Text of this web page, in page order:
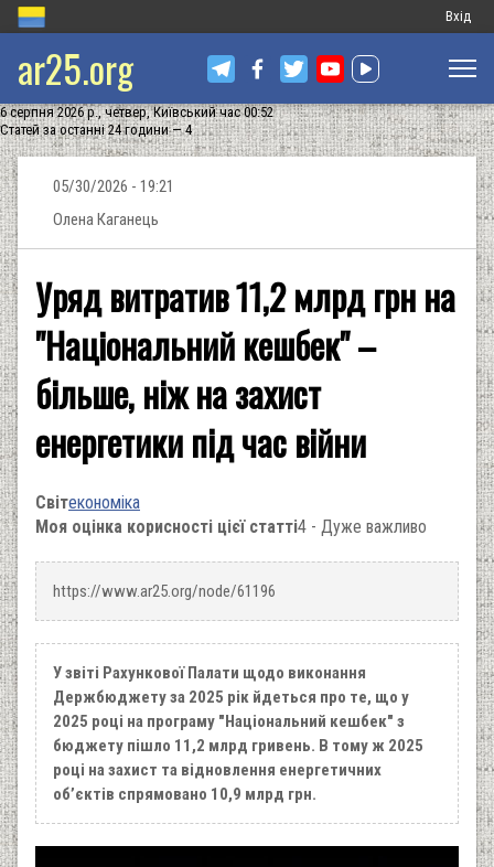
Меню
запису
Вхід
ar25.org
6 серпня 2026 р., четвер, Київський час 00:52
Статей за останні 24 години — 4
05/30/2026 - 19:21
Олена Каганець
Уряд витратив 11,2 млрд грн на
"Національний кешбек" –
більше, ніж на захист
енергетики під час війни
Світекономіка
Моя оцінка корисності цієї статті4 - Дуже важливо
https://www.ar25.org/node/61196
У звіті Рахункової Палати щодо виконання
Держбюджету за 2025 рік йдеться про те, що у
2025 році на програму "Національний кешбек" з
бюджету пішло 11,2 млрд гривень. В тому ж 2025
році на захист та відновлення енергетичних
обʼєктів спрямовано 10,9 млрд грн.